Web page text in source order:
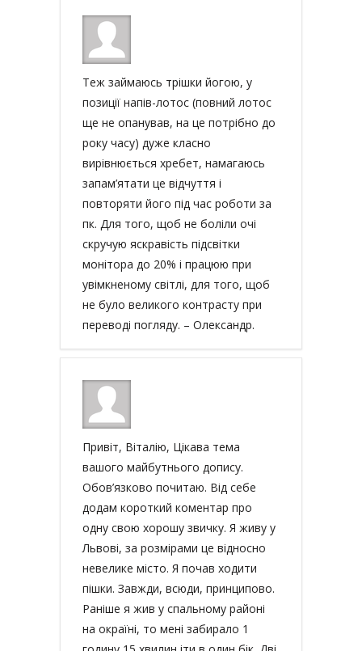
Теж займаюсь трішки йогою, у
позиції напів-лотос (повний лотос
ще не опанував, на це потрібно до
року часу) дуже класно
вирівнюється хребет, намагаюсь
запам’ятати це відчуття і
повторяти його під час роботи за
пк. Для того, щоб не боліли очі
скручую яскравість підсвітки
монітора до 20% і працюю при
увімкненому світлі, для того, щоб
не було великого контрасту при
переводі погляду. – Олександр.
Привіт, Віталію, Цікава тема
вашого майбутнього допису.
Обов’язково почитаю. Від себе
додам короткий коментар про
одну свою хорошу звичку. Я живу у
Львові, за розмірами це відносно
невелике місто. Я почав ходити
пішки. Завжди, всюди, принципово.
Раніше я жив у спальному районі
на окраїні, то мені забирало 1